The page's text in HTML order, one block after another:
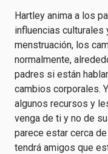
Hartley anima a los
influencias
menstruación, los
normalmente,
padres si están
cambios corporales.
algunos recursos y
venga de ti y no de
parece estar cerca
tendrá amigos que